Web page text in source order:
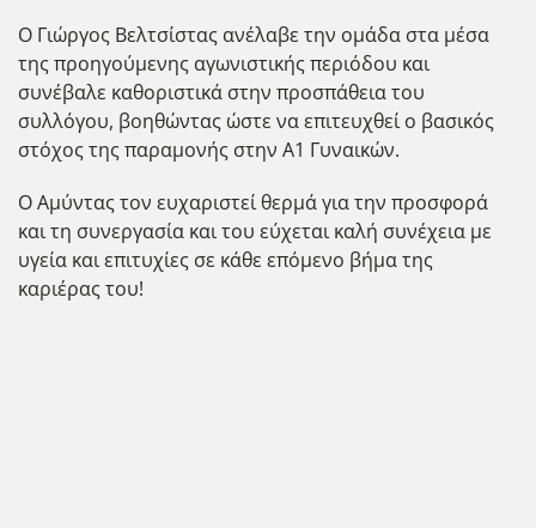
Ο Γιώργος Βελτσίστας ανέλαβε την ομάδα στα μέσα
της προηγούμενης αγωνιστικής περιόδου και
συνέβαλε καθοριστικά στην προσπάθεια του
συλλόγου, βοηθώντας ώστε να επιτευχθεί ο βασικός
στόχος της παραμονής στην Α1 Γυναικών.
Ο Αμύντας τον ευχαριστεί θερμά για την προσφορά
και τη συνεργασία και του εύχεται καλή συνέχεια με
υγεία και επιτυχίες σε κάθε επόμενο βήμα της
καριέρας του!